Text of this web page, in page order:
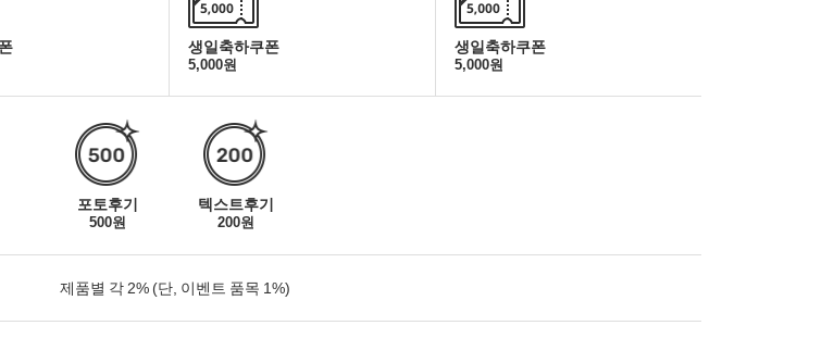
생일축하쿠폰
5,000원
생일축하쿠폰
5,000원
포토후기
500원
텍스트후기
200원
제품별 각 2% (단, 이벤트 품목 1%)